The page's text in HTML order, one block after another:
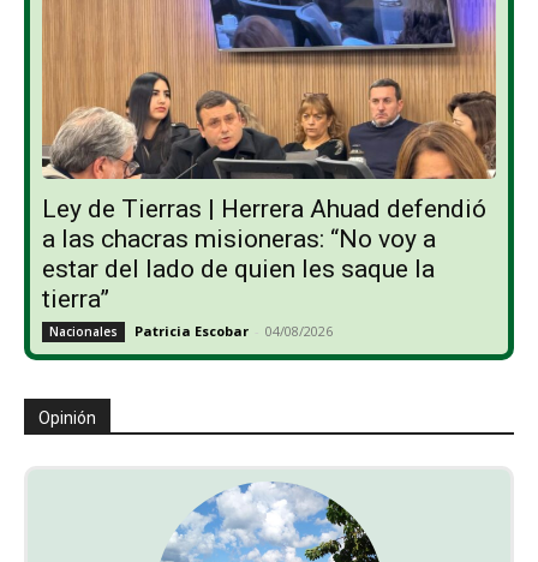
Ley de Tierras | Herrera Ahuad defendió
a las chacras misioneras: “No voy a
estar del lado de quien les saque la
tierra”
Nacionales Patricia Escobar - 04/08/2026
Opinión